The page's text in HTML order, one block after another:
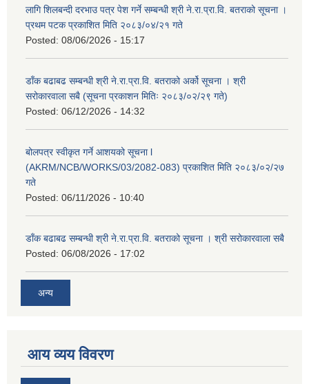
लागि शिलबन्दी दरभाउ पत्र पेश गर्ने सम्बन्धी श्री ने.रा.प्रा.वि. बतराको सूचना ।
प्रथम पटक प्रकाशित मिति २०८३/०४/२१ गते
Posted: 08/06/2026 - 15:17
डाँक बढाबढ सम्बन्धी श्री ने.रा.प्रा.वि. बतराको अर्को सूचना । श्री
सरोकारवाला सबै (सूचना प्रकाशन मितिः २०८३/०२/२९ गते)
Posted: 06/12/2026 - 14:32
बोलपत्र स्वीकृत गर्ने आशयको सूचना l
(AKRM/NCB/WORKS/03/2082-083) प्रकाशित मिति २०८३/०२/२७
गते
Posted: 06/11/2026 - 10:40
डाँक बढाबढ सम्बन्धी श्री ने.रा.प्रा.वि. बतराको सूचना । श्री सरोकारवाला सबै
Posted: 06/08/2026 - 17:02
अन्य
आय व्यय विवरण